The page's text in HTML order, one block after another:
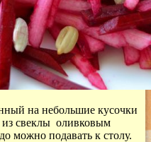
на небольшие кусочки
из свеклы оливковым
можно подавать к столу.